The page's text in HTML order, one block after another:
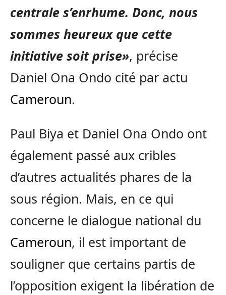
centrale s’enrhume. Donc, nous
sommes heureux que cette
initiative soit prise», précise
Daniel Ona Ondo cité par actu
Cameroun.
Paul Biya et Daniel Ona Ondo ont
également passé aux cribles
d’autres actualités phares de la
sous région. Mais, en ce qui
concerne le dialogue national du
Cameroun, il est important de
souligner que certains partis de
l’opposition exigent la libération de